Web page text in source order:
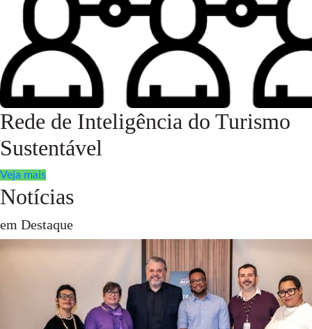
Rede de Inteligência do Turismo
Sustentável
Veja mais
Notícias
em Destaque